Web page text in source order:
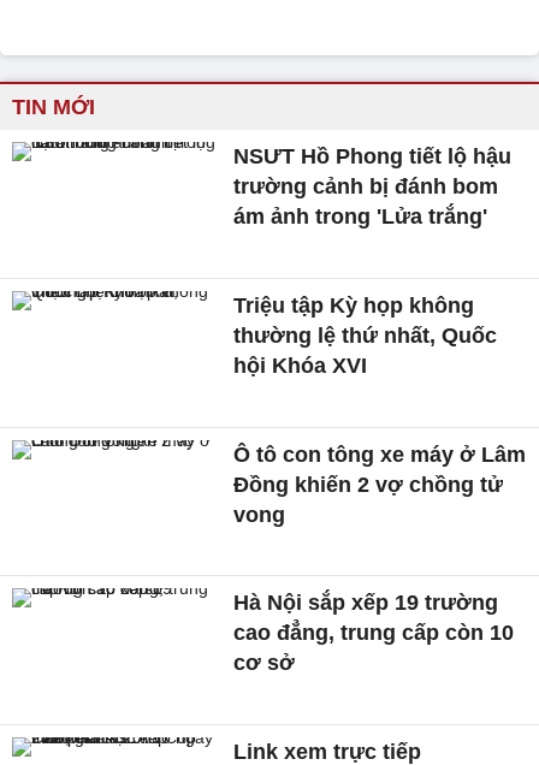
TIN MỚI
NSƯT Hồ Phong tiết lộ hậu
trường cảnh bị đánh bom
ám ảnh trong 'Lửa trắng'
Triệu tập Kỳ họp không
thường lệ thứ nhất, Quốc
hội Khóa XVI
Ô tô con tông xe máy ở Lâm
Đồng khiến 2 vợ chồng tử
vong
Hà Nội sắp xếp 19 trường
cao đẳng, trung cấp còn 10
cơ sở
Link xem trực tiếp